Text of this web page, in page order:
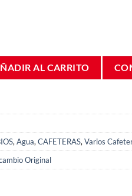
delonghi Dolcegusto mini
AL CARRITO
,Agua,CAFETERAS,Varios
Original